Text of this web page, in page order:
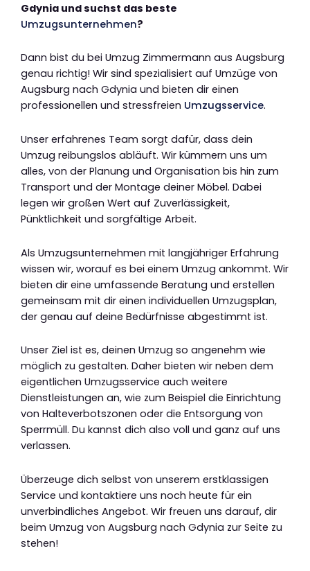
Gdynia und suchst das beste
Umzugsunternehmen?
Dann bist du bei Umzug Zimmermann aus Augsburg
genau richtig! Wir sind spezialisiert auf Umzüge von
Augsburg nach Gdynia und bieten dir einen
professionellen und stressfreien Umzugsservice.
Unser erfahrenes Team sorgt dafür, dass dein
Umzug reibungslos abläuft. Wir kümmern uns um
alles, von der Planung und Organisation bis hin zum
Transport und der Montage deiner Möbel. Dabei
legen wir großen Wert auf Zuverlässigkeit,
Pünktlichkeit und sorgfältige Arbeit.
Als Umzugsunternehmen mit langjähriger Erfahrung
wissen wir, worauf es bei einem Umzug ankommt. Wir
bieten dir eine umfassende Beratung und erstellen
gemeinsam mit dir einen individuellen Umzugsplan,
der genau auf deine Bedürfnisse abgestimmt ist.
Unser Ziel ist es, deinen Umzug so angenehm wie
möglich zu gestalten. Daher bieten wir neben dem
eigentlichen Umzugsservice auch weitere
Dienstleistungen an, wie zum Beispiel die Einrichtung
von Halteverbotszonen oder die Entsorgung von
Sperrmüll. Du kannst dich also voll und ganz auf uns
verlassen.
Überzeuge dich selbst von unserem erstklassigen
Service und kontaktiere uns noch heute für ein
unverbindliches Angebot. Wir freuen uns darauf, dir
beim Umzug von Augsburg nach Gdynia zur Seite zu
stehen!